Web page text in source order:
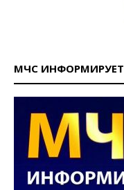
МЧС ИНФОРМИРУЕТ